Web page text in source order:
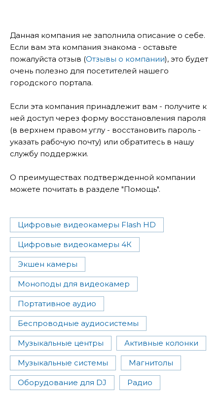
Данная компания не заполнила описание о себе.
Если вам эта компания знакома - оставьте
пожалуйста отзыв (Отзывы о компании), это будет
очень полезно для посетителей нашего
городского портала.
Если эта компания принадлежит вам - получите к
ней доступ через форму восстановления пароля
(в верхнем правом углу - восстановить пароль -
указать рабочую почту) или обратитесь в нашу
службу поддержки.
О преимуществах подтвержденной компании
можете почитать в разделе "Помощь".
Цифровые видеокамеры Flash HD
Цифровые видеокамеры 4К
Экшен камеры
Моноподы для видеокамер
Портативное аудио
Беспроводные аудиосистемы
Музыкальные центры Активные колонки
Музыкальные системы Магнитолы
Оборудование для DJ Радио